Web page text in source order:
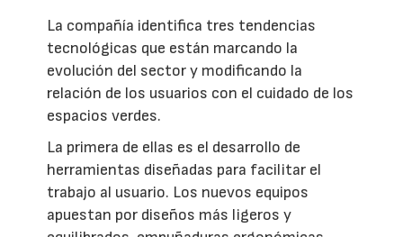
La compañía identifica tres tendencias
tecnológicas que están marcando la
evolución del sector y modificando la
relación de los usuarios con el cuidado de los
espacios verdes.
La primera de ellas es el desarrollo de
herramientas diseñadas para facilitar el
trabajo al usuario. Los nuevos equipos
apuestan por diseños más ligeros y